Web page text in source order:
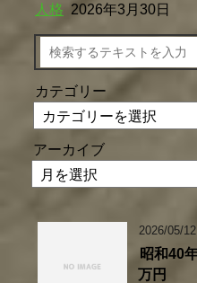
人格 2026年3月30日
カテゴリー
アーカイブ
2026/05/12
昭和40
万円